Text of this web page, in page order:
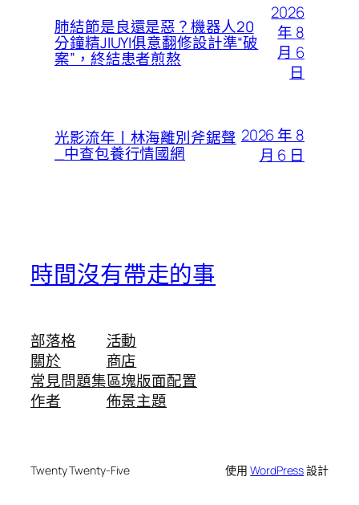
肺結節是良還是惡？機器人20
分鐘精JIUYI俱意翻修設計準“破
案”，終結患者煎熬
2026
年 8
月 6
日
光影流年丨林海離別斧鋸聲
_中查包養行情國網
2026 年 8
月 6 日
時間沒有帶走的事
部落格
關於
常見問題集
作者
活動
商店
區塊版面配置
佈景主題
Twenty Twenty-Five 使用WordPress設計